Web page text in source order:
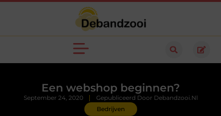
Een webshop beginnen?
Bedrijven
September 24, 2020 Gepubliceerd Door Debandzooi.nl